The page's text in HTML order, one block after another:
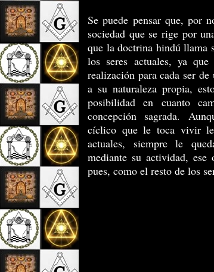
Se puede pensar que, por
sociedad que se rige por
que la doctrina hindú llama
los seres actuales, ya
realización para cada ser
a su naturaleza propia,
posibilidad en cuanto
concepción sagrada.
cíclico que le toca vivir
actuales, siempre le
mediante su actividad,
pues, como el resto de los